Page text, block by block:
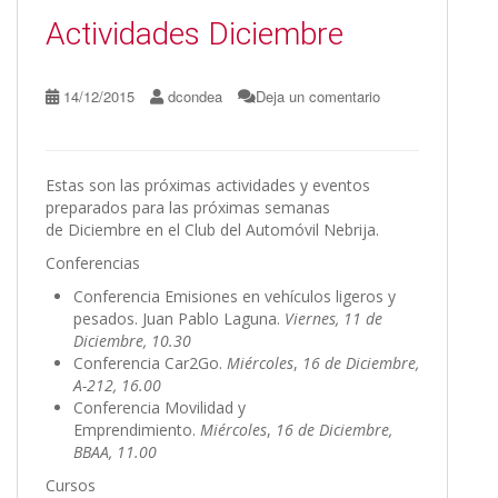
k r
Actividades Diciembre
14/12/2015 dcondea Deja un comentario
Estas son las próximas actividades y eventos
preparados para las próximas semanas
de Diciembre en el Club del Automóvil Nebrija.
Conferencias
Conferencia Emisiones en vehículos ligeros y
pesados. Juan Pablo Laguna. Viernes, 11 de
Diciembre, 10.30
Conferencia Car2Go. Miércoles, 16 de Diciembre,
A-212, 16.00
Conferencia Movilidad y
Emprendimiento. Miércoles, 16 de Diciembre,
BBAA, 11.00
Cursos